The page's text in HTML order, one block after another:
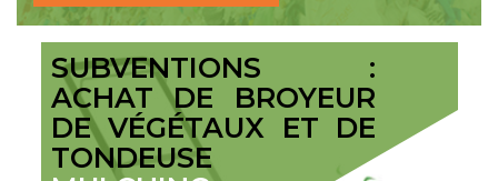
SUBVENTIONS :
ACHAT DE BROYEUR
DE VÉGÉTAUX ET DE
TONDEUSE